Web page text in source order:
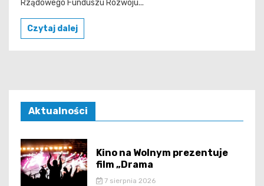
Rządowego Funduszu Rozwoju...
Czytaj dalej
Aktualności
Kino na Wolnym prezentuje
film „Drama
7 sierpnia 2026